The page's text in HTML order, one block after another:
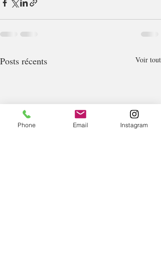
Posts récents Voir tout
Phone Email Instagram